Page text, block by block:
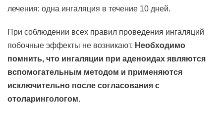
лечения: одна ингаляция в течение 10 дней.
При соблюдении всех правил проведения ингаляций
побочные эффекты не возникают. Необходимо
помнить, что ингаляции при аденоидах являются
вспомогательным методом и применяются
исключительно после согласования с
отоларингологом.